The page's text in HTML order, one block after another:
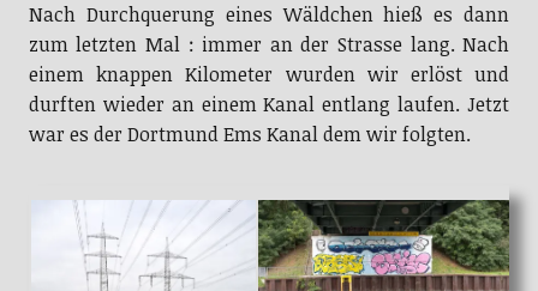
Nach Durchquerung eines Wäldchen hieß es dann
zum letzten Mal : immer an der Strasse lang. Nach
einem knappen Kilometer wurden wir erlöst und
durften wieder an einem Kanal entlang laufen. Jetzt
war es der Dortmund Ems Kanal dem wir folgten.